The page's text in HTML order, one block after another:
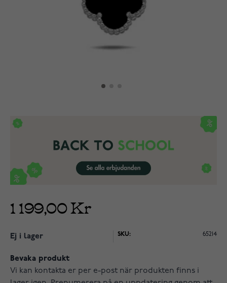
1 199,00 Kr
Ej i lager SKU: 65214
Bevaka produkt
Vi kan kontakta er per e-post när produkten finns i